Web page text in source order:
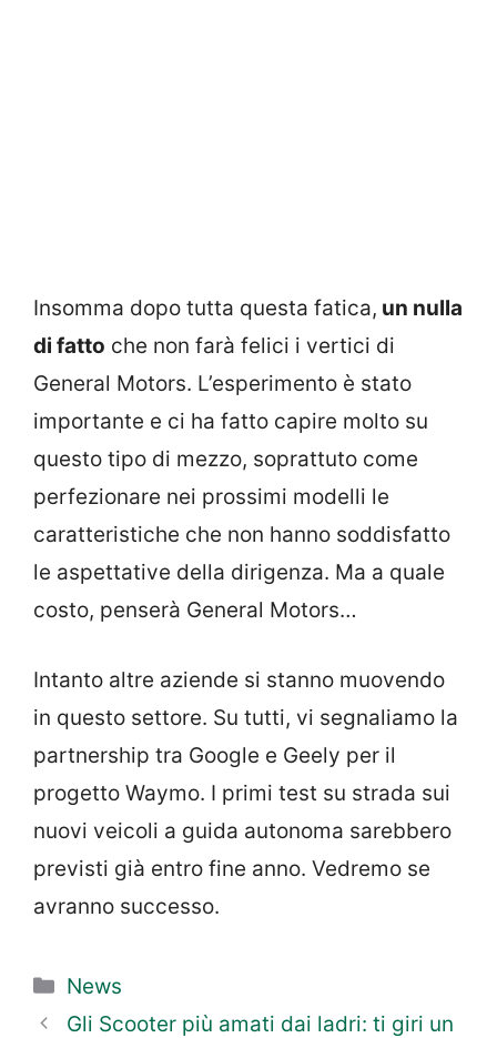
Insomma dopo tutta questa fatica, un nulla
di fatto che non farà felici i vertici di
General Motors. L’esperimento è stato
importante e ci ha fatto capire molto su
questo tipo di mezzo, soprattuto come
perfezionare nei prossimi modelli le
caratteristiche che non hanno soddisfatto
le aspettative della dirigenza. Ma a quale
costo, penserà General Motors…
Intanto altre aziende si stanno muovendo
in questo settore. Su tutti, vi segnaliamo la
partnership tra Google e Geely per il
progetto Waymo. I primi test su strada sui
nuovi veicoli a guida autonoma sarebbero
previsti già entro fine anno. Vedremo se
avranno successo.
Categorie
News
Gli Scooter più amati dai ladri: ti giri un